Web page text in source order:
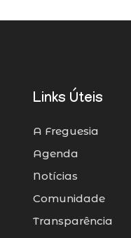
Links Úteis
A Freguesia
Agenda
Notícias
Comunidade
Transparência